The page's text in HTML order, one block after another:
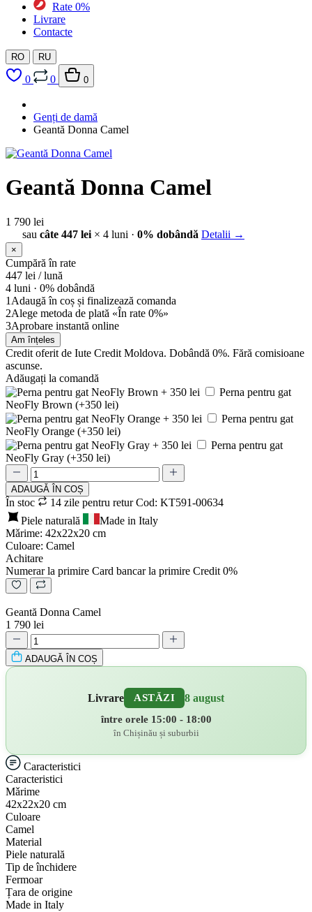
Rate 0%
Livrare
Contacte
RO RU
0 0 0
Genți de damă
Geantă Donna Camel
Geantă Donna Camel
1 790 lei
sau câte 447 lei × 4 luni · 0% dobândă Detalii →
×
Cumpără în rate
447 lei / lună
4 luni · 0% dobândă
1 Adaugă în coș și finalizează comanda
2Alege metoda de plată «În rate 0%»
3Aprobare instantă online
Am înțeles
Credit oferit de Iute Credit Moldova. Dobândă 0%. Fără comisioane
ascunse.
Adăugați la comandă
Perna pentru gat
NeoFly Brown (+350 lei)
Perna pentru gat
NeoFly Orange (+350 lei)
Perna pentru gat
NeoFly Gray (+350 lei)
ADAUGǍ ÎN COȘ
În stoc 14 zile pentru returCod: KT591-00634
Piele naturală
Made in Italy
Mǎrime: 42х22x20 cm
Culoare: Camel
Achitare
Numerar la primire Card bancar la primire Credit 0%
Geantă Donna Camel
1 790 lei
ADAUGǍ ÎN COȘ
Livrare ASTĂZI 8 august
între orele 15:00 - 18:00
în Chișinău și suburbii
Caracteristici
Caracteristici
Mǎrime
42х22x20 cm
Culoare
Camel
Material
Piele naturală
Tip de închidere
Fermoar
Țara de origine
Made in Italy